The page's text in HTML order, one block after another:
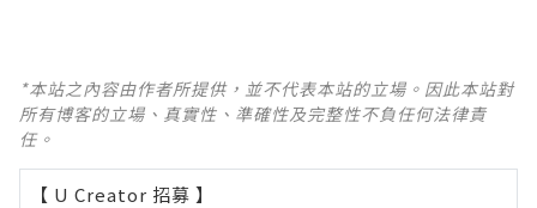
*本站之內容由作者所提供，並不代表本站的立場。因此本站對
所有博客的立場、真實性、準確性及完整性不負任何法律責
任。
【 U Creator 招募 】